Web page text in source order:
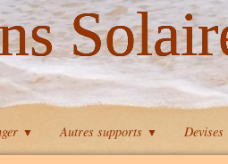
▼ Autres supports ▼ Devises